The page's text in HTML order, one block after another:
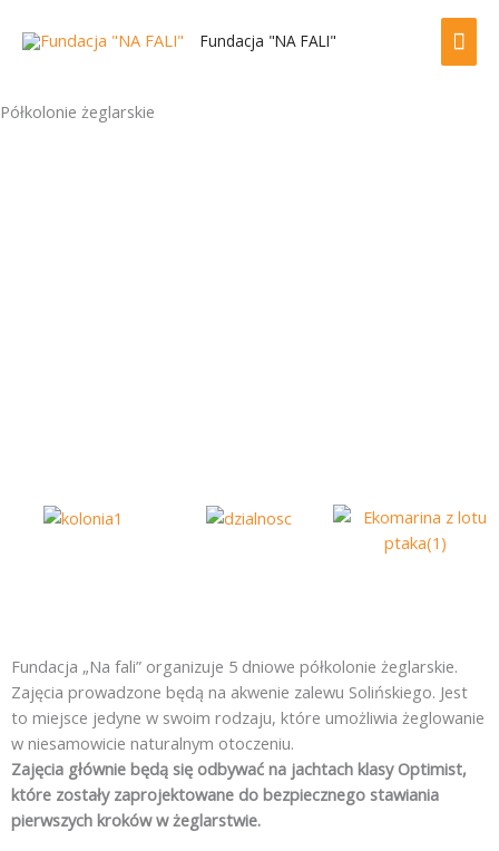
Fundacja "NA FALI"
Półkolonie żeglarskie
Fundacja „Na fali” organizuje 5 dniowe półkolonie żeglarskie.
Zajęcia prowadzone będą na akwenie zalewu Solińskiego. Jest
to miejsce jedyne w swoim rodzaju, które umożliwia żeglowanie
w niesamowicie naturalnym otoczeniu.
Zajęcia głównie będą się odbywać na jachtach klasy Optimist,
które zostały zaprojektowane do bezpiecznego stawiania
pierwszych kroków w żeglarstwie.